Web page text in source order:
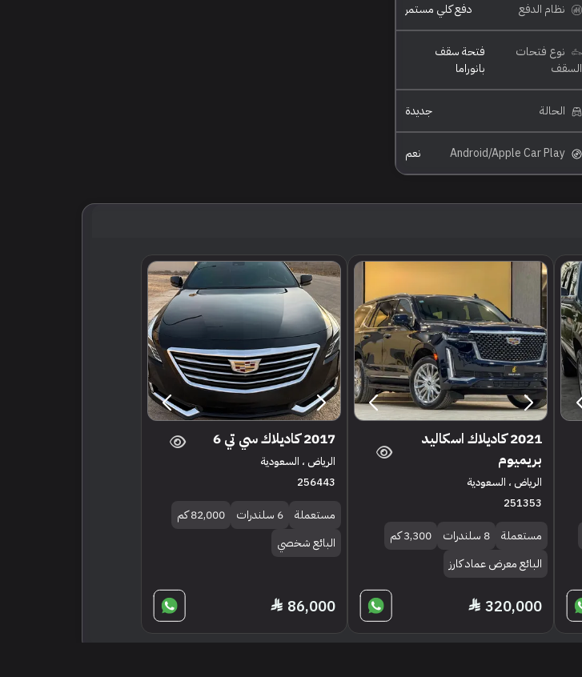
نظام الدفع دفع كلي مستمر
نوع فتحات
السقف
فتحة سقف
بانوراما
الحالة جديدة
نعم
2021 كاديلاك اسكاليد
بريميوم
الرياض ، السعودية
251353
مستعملة 8 سلندرات
3,300 كم
البائع معرض عماد كارز
320,000
2017 كاديلاك سي تي 6
الرياض ، السعودية
256443
مستعملة 6 سلندرات
82,000 كم
البائع شخصي
86,000